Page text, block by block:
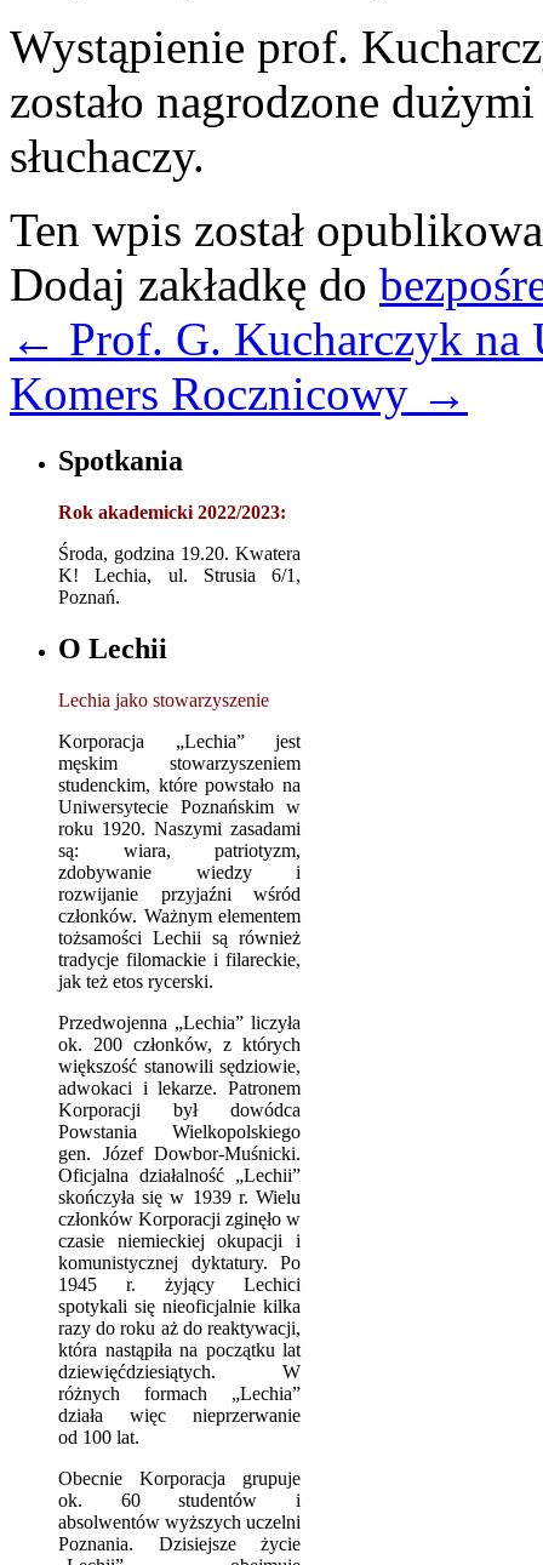
Wystąpienie prof.
zostało nagrodzone
słuchaczy.
Ten wpis został
Dodaj zakładkę do
← Prof. G. Kucharczyk na
Komers Rocznicowy →
Spotkania
Rok akademicki 2022/2023:
Środa, godzina 19.20. Kwatera
K! Lechia, ul. Strusia 6/1,
Poznań.
O Lechii
Lechia jako stowarzyszenie
Korporacja „Lechia” jest
męskim stowarzyszeniem
studenckim, które powstało na
Uniwersytecie Poznańskim w
roku 1920. Naszymi zasadami
są: wiara, patriotyzm,
zdobywanie wiedzy i
rozwijanie przyjaźni wśród
członków. Ważnym elementem
tożsamości Lechii są również
tradycje filomackie i filareckie,
jak też etos rycerski.
Przedwojenna „Lechia” liczyła
ok. 200 członków, z których
większość stanowili sędziowie,
adwokaci i lekarze. Patronem
Korporacji był dowódca
Powstania Wielkopolskiego
gen. Józef Dowbor-Muśnicki.
Oficjalna działalność „Lechii”
skończyła się w 1939 r. Wielu
członków Korporacji zginęło w
czasie niemieckiej okupacji i
komunistycznej dyktatury. Po
1945 r. żyjący Lechici
spotykali się nieoficjalnie kilka
razy do roku aż do reaktywacji,
która nastąpiła na początku lat
dziewięćdziesiątych. W
różnych formach „Lechia”
działa więc nieprzerwanie
od 100 lat.
Obecnie Korporacja grupuje
ok. 60 studentów i
absolwentów wyższych uczelni
Poznania. Dzisiejsze życie